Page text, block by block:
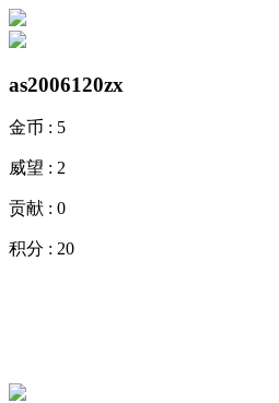
as2006120zx
金币 : 5
威望 : 2
贡献 : 0
积分 : 20